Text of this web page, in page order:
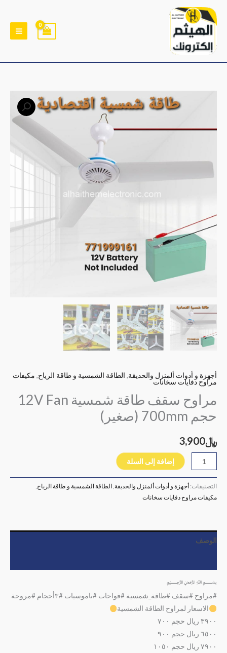
تخطي
المحتوى
أجهزة و أدوات ألمنزل والحديقة, الطاقة الشمسية و طاقة الرياح, مكيفات
مراوح دفايات سخانات
مراوح سقف طاقة شمسية 12V Fan
حجم 700mm (صغير)
﷼3,900
12V
إضافة إلى السلة
التصنيفات: أجهزة و أدوات ألمنزل والحديقة الطاقة الشمسية و طاقة الرياح
مكيفات مراوح دفايات سخانات
الوصف
﷽
#مراوح #سقف #طاقة_شمسية #فواحات #ناموسيات #٣أحجام #مروحة
الاسعار لمراوح الطاقة الشمسية
٣٩٠٠ ريال حجم ٧٠٠
٦٥٠٠ ريال حجم ٩٠٠
٧٩٠٠ ريال حجم ١٠٥٠